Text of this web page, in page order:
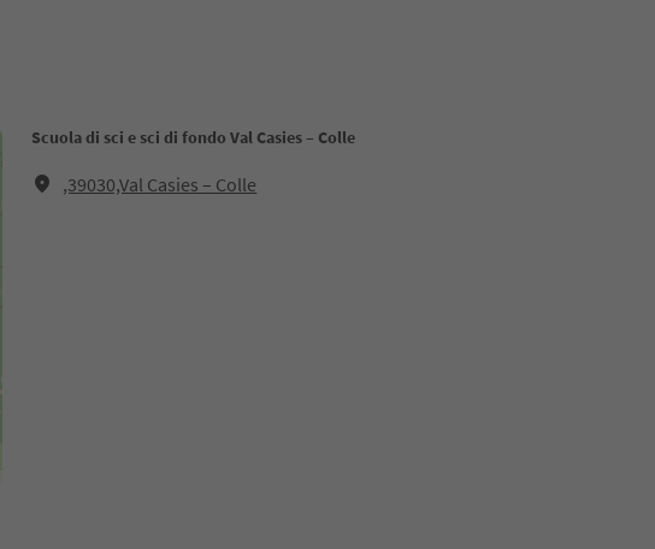
Scuola di sci e sci di fondo Val Casies – Colle
,39030,Val Casies – Colle